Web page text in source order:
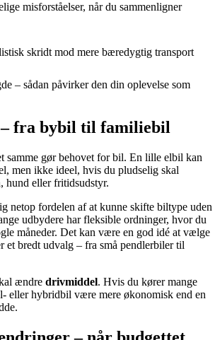
misforståelser, når du sammenligner
skridt mod mere bæredygtig transport
– sådan påvirker den din oplevelse som
fra bybil til familiebil
samme gør behovet for bil. En lille elbil kan
men ikke ideel, hvis du pludselig skal
hund eller fritidsudstyr.
netop fordelen af at kunne skifte biltype uden
udbydere har fleksible ordninger, hvor du
måneder. Det kan være en god idé at vælge
et bredt udvalg – fra små pendlerbiler til
ændre drivmiddel. Hvis du kører mange
eller hybridbil være mere økonomisk end en